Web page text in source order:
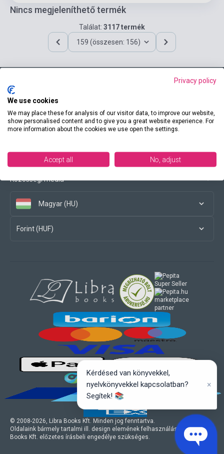
Nincs megjeleníthető termék
Találat: 3117 termék
159 (összesen: 156)
Elérhetőségeink
Közösségi média
Magyar (HU)
Forint (HUF)
© 2008-2026, Libra Books Kft. Minden jog fenntartva.
Oldalaink bármely tartalmi ill. design elemének felhasználásához a Libra
Books Kft. előzetes írásbeli engedélye szükséges.
marketplace
partner
Privacy policy
We use cookies
We may place these for analysis of our visitor data, to improve our website,
show personalised content and to give you a great website experience. For
more information about the cookies we use open the settings.
Accept all No, adjust
Kérdésed van könyvekkel,
nyelvkönyvekkel kapcsolatban?
Segítek! 📚
×